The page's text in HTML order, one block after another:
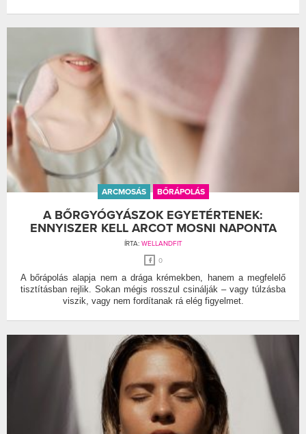
ARCMOSÁS BŐRÁPOLÁS
A BŐRGYÓGYÁSZOK EGYETÉRTENEK:
ENNYISZER KELL ARCOT MOSNI NAPONTA
ÍRTA: WELLANDFIT
0
A bőrápolás alapja nem a drága krémekben, hanem a megfelelő
tisztításban rejlik. Sokan mégis rosszul csinálják – vagy túlzásba
viszik, vagy nem fordítanak rá elég figyelmet.